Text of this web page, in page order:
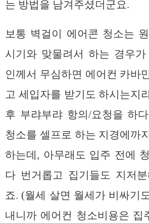
는 방법을 남겨주셨더군요.
보통 벽걸이 에어콘 청소는
시기와 맞물려서 하는 경우
인께서 무심하면 에어컨 카바
고 세입자를 받기도 하시는지
후 부랴부랴 항의/요청을 하
청소를 셀프로 하는 지경에까
하는데, 아무래도 입주 전에
다 번거롭고 집기들도 지저
죠. (월세 살면 월세가 비싸기
내니까 에어컨 청소비용은 집